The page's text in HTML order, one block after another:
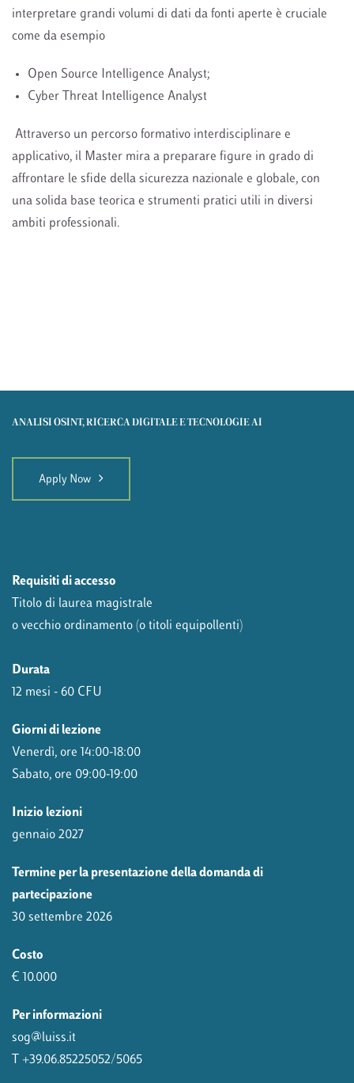
interpretare grandi volumi di dati da fonti aperte è cruciale
come da esempio
Open Source Intelligence Analyst;
Cyber Threat Intelligence Analyst
Attraverso un percorso formativo interdisciplinare e
applicativo, il Master mira a preparare figure in grado di
affrontare le sfide della sicurezza nazionale e globale, con
una solida base teorica e strumenti pratici utili in diversi
ambiti professionali.
ANALISI OSINT, RICERCA DIGITALE E TECNOLOGIE AI
Apply Now
Requisiti di accesso
Titolo di laurea magistrale
o vecchio ordinamento (o titoli equipollenti)
Durata
12 mesi - 60 CFU
Giorni di lezione
Venerdì, ore 14:00-18:00
Sabato, ore 09:00-19:00
Inizio lezioni
gennaio 2027
Termine per la presentazione della domanda di
partecipazione
30 settembre 2026
Costo
€ 10.000
Per informazioni
sog@luiss.it
T +39.06.85225052/5065